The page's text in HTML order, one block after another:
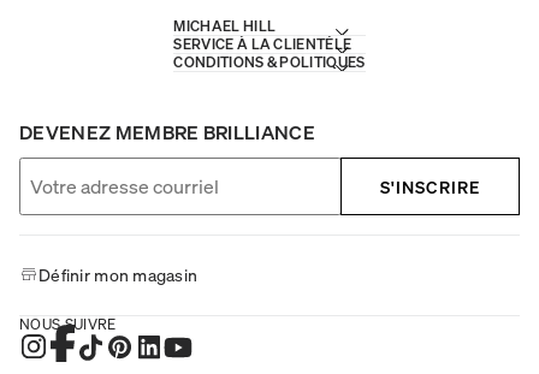
MICHAEL HILL
SERVICE À LA CLIENTÈLE
CONDITIONS & POLITIQUES
DEVENEZ MEMBRE BRILLIANCE
S'INSCRIRE
Définir mon magasin
NOUS SUIVRE